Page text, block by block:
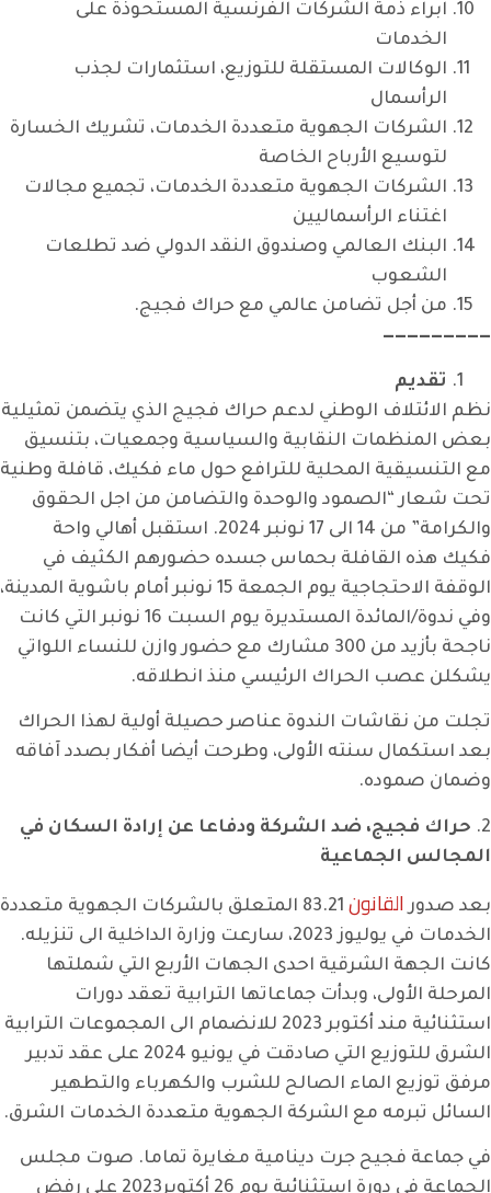
ابراء ذمة الشركات الفرنسية المستحوذة على
الخدمات
الوكالات المستقلة للتوزيع، استثمارات لجذب
الرأسمال
الشركات الجهوية متعددة الخدمات، تشريك الخسارة
لتوسيع الأرباح الخاصة
الشركات الجهوية متعددة الخدمات، تجميع مجالات
اغتناء الرأسماليين
البنك العالمي وصندوق النقد الدولي ضد تطلعات
الشعوب
من أجل تضامن عالمي مع حراك فجيج.
—————————
تقديم
نظم الائتلاف الوطني لدعم حراك فجيج الذي يتضمن تمثيلية
بعض المنظمات النقابية والسياسية وجمعيات، بتنسيق
مع التنسيقية المحلية للترافع حول ماء فكيك، قافلة وطنية
تحت شعار “الصمود والوحدة والتضامن من اجل الحقوق
والكرامة” من 14 الى 17 نونبر 2024. استقبل أهالي واحة
فكيك هذه القافلة بحماس جسده حضورهم الكثيف في
الوقفة الاحتجاجية يوم الجمعة 15 نونبر أمام باشوية المدينة،
وفي ندوة/المائدة المستديرة يوم السبت 16 نونبر التي كانت
ناجحة بأزيد من 300 مشارك مع حضور وازن للنساء اللواتي
يشكلن عصب الحراك الرئيسي منذ انطلاقه.
تجلت من نقاشات الندوة عناصر حصيلة أولية لهذا الحراك
بعد استكمال سنته الأولى، وطرحت أيضا أفكار بصدد آفاقه
وضمان صموده.
2.
حراك فجيج، ضد الشركة ودفاعا عن إرادة السكان في
المجالس الجماعية
بعد صدورالقانون
83.21 المتعلق بالشركات الجهوية متعددة
الخدمات في يوليوز 2023، سارعت وزارة الداخلية الى تنزيله.
كانت الجهة الشرقية احدى الجهات الأربع التي شملتها
المرحلة الأولى، وبدأت جماعاتها الترابية تعقد دورات
استثنائية مند أكتوبر 2023 للانضمام الى المجموعات الترابية
الشرق للتوزيع التي صادقت في يونيو 2024 على عقد تدبير
مرفق توزيع الماء الصالح للشرب والكهرباء والتطهير
السائل تبرمه مع الشركة الجهوية متعددة الخدمات الشرق.
في جماعة فجيح جرت دينامية مغايرة تماما. صوت مجلس
الجماعة في دورة استثنائية يوم 26 أكتوبر2023 على رفض